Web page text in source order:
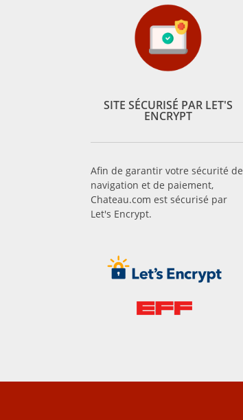
SITE SÉCURISÉ PAR LET'S
ENCRYPT
Afin de garantir votre sécurité de
navigation et de paiement,
Chateau.com est sécurisé par
Let's Encrypt.